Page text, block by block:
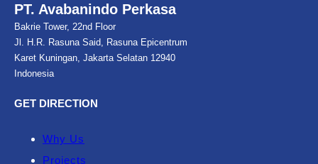
PT. Avabanindo Perkasa
Bakrie Tower, 22nd Floor
Jl. H.R. Rasuna Said, Rasuna Epicentrum
Karet Kuningan, Jakarta Selatan 12940
Indonesia
GET DIRECTION
Why Us
Projects